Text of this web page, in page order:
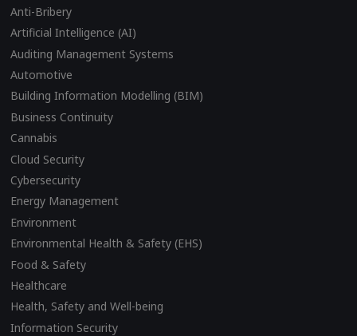
Anti-Bribery
Artificial Intelligence (AI)
Auditing Management Systems
Automotive
Building Information Modelling (BIM)
Business Continuity
Cannabis
Cloud Security
Cybersecurity
Energy Management
Environment
Environmental Health & Safety (EHS)
Food & Safety
Healthcare
Health, Safety and Well-being
Information Security